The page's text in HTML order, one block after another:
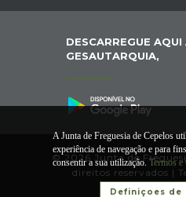
DESCARREGUE AQUI
GESAUTARQUIA,
© 2026 Junta de
direitos reservados |
A Junta de Freguesia de Cepelos
experiência de navegação e para
consentir a sua utilização. Termos e
Definiçoes de